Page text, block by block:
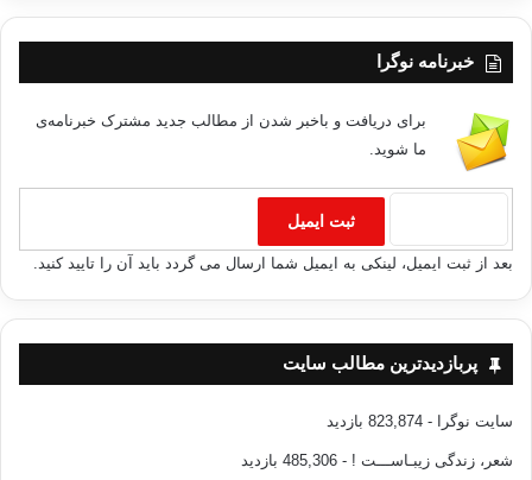
خبرنامه نوگرا
برای دریافت و باخبر شدن از مطالب جدید مشترک خبرنامه‌ی
ما شوید.
بعد از ثبت ایمیل، لینکی به ایمیل شما ارسال می گردد باید آن را تایید کنید.
پربازدیدترین مطالب سایت
سایت نوگرا - 823,874 بازدید
شعر، زندگی زیبـاســـت ! - 485,306 بازدید